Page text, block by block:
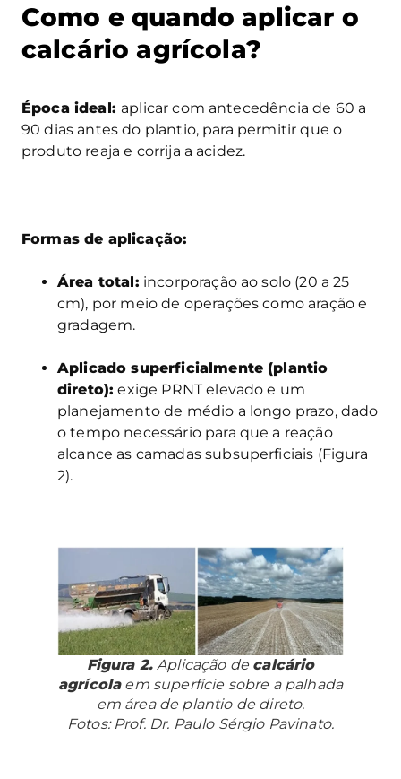
Como e quando aplicar o
calcário agrícola?
Época ideal: aplicar com antecedência de 60 a
90 dias antes do plantio, para permitir que o
produto reaja e corrija a acidez.
Formas de aplicação:
Área total: incorporação ao solo (20 a 25
cm), por meio de operações como aração e
gradagem.
Aplicado superficialmente (plantio
direto): exige PRNT elevado e um
planejamento de médio a longo prazo, dado
o tempo necessário para que a reação
alcance as camadas subsuperficiais (Figura
2).
Figura 2.Aplicação de calcário
agrícolaem superfície sobre a palhada
em área de plantio de direto.
Fotos: Prof. Dr. Paulo Sérgio Pavinato.